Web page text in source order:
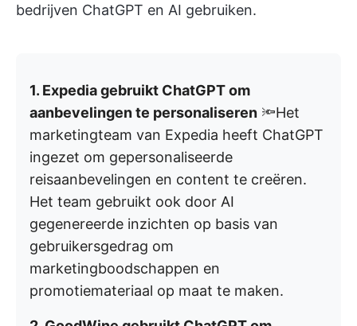
bedrijven ChatGPT en AI gebruiken.
1. Expedia gebruikt ChatGPT om
aanbevelingen te personaliseren 🔦Het
marketingteam van Expedia heeft ChatGPT
ingezet om gepersonaliseerde
reisaanbevelingen en content te creëren.
Het team gebruikt ook door AI
gegenereerde inzichten op basis van
gebruikersgedrag om
marketingboodschappen en
promotiemateriaal op maat te maken.